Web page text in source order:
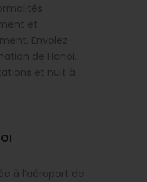
et
Envolez-
de Hanoi.
et nuit à
à l’aéroport de